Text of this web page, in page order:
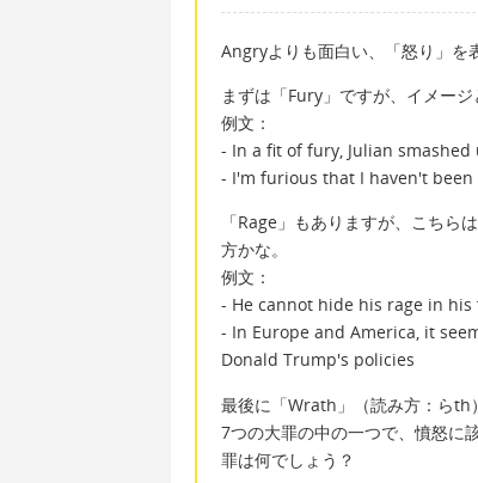
Angryよりも面白い、「怒り」を
まずは「Fury」ですが、イメー
例文：
- In a fit of fury, Julian
- I'm furious that I haven't been
「Rage」もありますが、こちら
方かな。
例文：
- He cannot hide his rage in his
- In Europe and America, it
Donald Trump's policies
最後に「Wrath」（読み方：らth
7つの大罪の中の一つで、憤怒に
罪は何でしょう？